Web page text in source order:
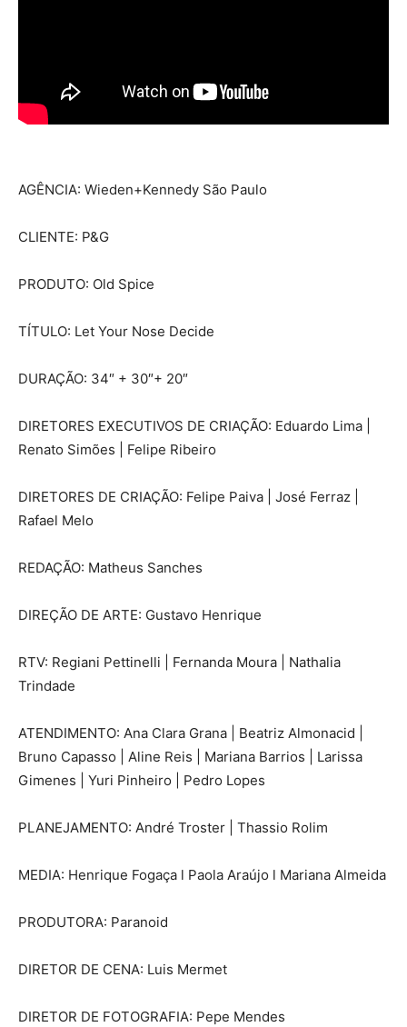
AGÊNCIA: Wieden+Kennedy São Paulo
CLIENTE: P&G
PRODUTO: Old Spice
TÍTULO: Let Your Nose Decide
DURAÇÃO: 34″ + 30″+ 20″
DIRETORES EXECUTIVOS DE CRIAÇÃO: Eduardo Lima |
Renato Simões | Felipe Ribeiro
DIRETORES DE CRIAÇÃO: Felipe Paiva | José Ferraz |
Rafael Melo
REDAÇÃO: Matheus Sanches
DIREÇÃO DE ARTE: Gustavo Henrique
RTV: Regiani Pettinelli | Fernanda Moura | Nathalia
Trindade
ATENDIMENTO: Ana Clara Grana | Beatriz Almonacid |
Bruno Capasso | Aline Reis | Mariana Barrios | Larissa
Gimenes | Yuri Pinheiro | Pedro Lopes
PLANEJAMENTO: André Troster | Thassio Rolim
MEDIA: Henrique Fogaça l Paola Araújo l Mariana Almeida
PRODUTORA: Paranoid
DIRETOR DE CENA: Luis Mermet
DIRETOR DE FOTOGRAFIA: Pepe Mendes